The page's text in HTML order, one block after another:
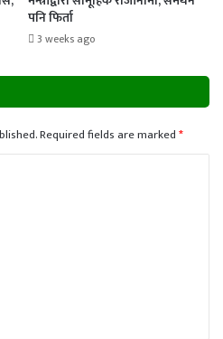
पनि फिर्ता
3 weeks ago
Required fields are marked*